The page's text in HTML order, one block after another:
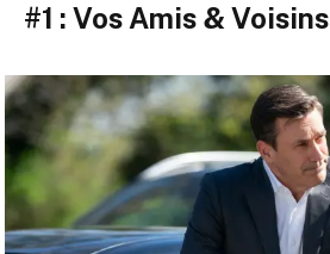
#1 : Vos Amis & Voisins